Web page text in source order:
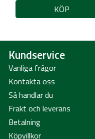
KÖP
Kundservice
Vanliga frågor
Kontakta oss
Så handlar du
Frakt och leverans
Betalning
Köpvillkor